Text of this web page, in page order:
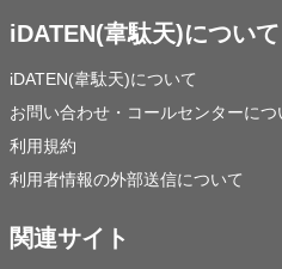
iDATEN(韋駄天)について
iDATEN(韋駄天)について
お問い合わせ・コールセンターにつ
利用規約
利用者情報の外部送信について
関連サイト